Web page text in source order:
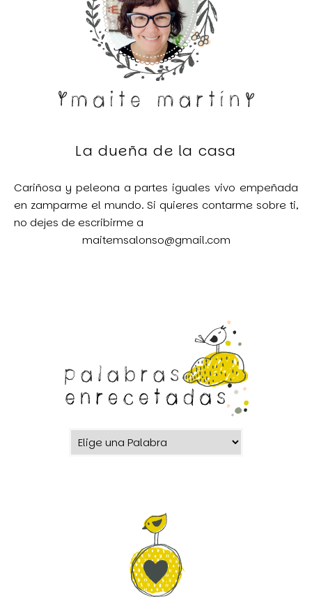
La dueña de la casa
Cariñosa y peleona a partes iguales vivo empeñada
en zamparme el mundo. Si quieres contarme sobre ti,
no dejes de escribirme a
maitemsalonso@gmail.com